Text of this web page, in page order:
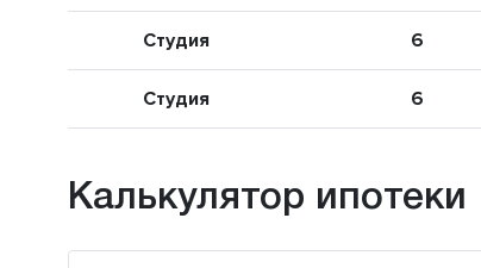
Студия 6
Студия 6
Калькулятор ипотеки